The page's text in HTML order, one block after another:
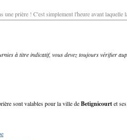
une prière ! C'est simplement l'heure avant laquelle
à titre indicatif, vous devez toujours vérifier
sont valables pour la ville deBetignicourtet